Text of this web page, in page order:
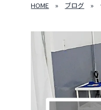
HOME » ブログ »